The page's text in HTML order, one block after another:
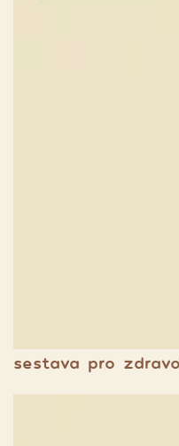
sestava pro